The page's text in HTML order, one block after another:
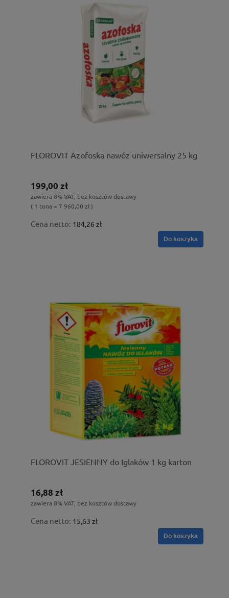
FLOROVIT Azofoska nawóz uniwersalny 25 kg
199,00 zł
zawiera 8% VAT, bez kosztów dostawy
( 1 tona = 7 960,00 zł )
Cena netto: 184,26 zł
Do koszyka
FLOROVIT JESIENNY do Iglaków 1 kg karton
16,88 zł
zawiera 8% VAT, bez kosztów dostawy
Cena netto: 15,63 zł
Do koszyka